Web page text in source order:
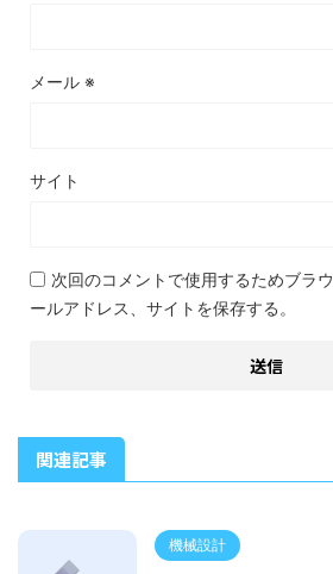
メール ※
サイト
次回のコメントで使用するためブラ
ールアドレス、サイトを保存する。
関連記事
機械設計